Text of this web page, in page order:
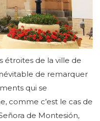
étroites de la ville de
de remarquer
qui se
comme c’est le cas de
de Montesión,